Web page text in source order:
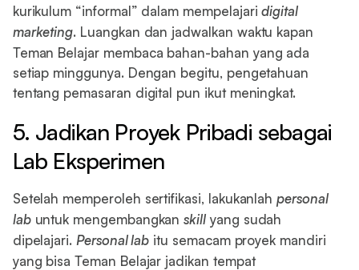
kurikulum “informal” dalam mempelajaridigital
marketing. Luangkan dan jadwalkan waktu kapan
Teman Belajar membaca bahan-bahan yang ada
setiap minggunya. Dengan begitu, pengetahuan
tentang pemasaran digital pun ikut meningkat.
5. Jadikan Proyek Pribadi sebagai
Lab Eksperimen
Setelah memperoleh sertifikasi, lakukanlahpersonal
labuntuk mengembangkanskill yang sudah
dipelajari. Personal lab itu semacam proyek mandiri
yang bisa Teman Belajar jadikan tempat